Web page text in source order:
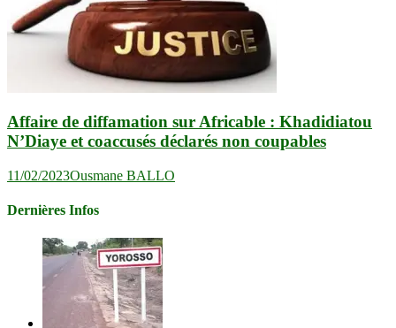
Affaire de diffamation sur Africable : Khadidiatou
N’Diaye et coaccusés déclarés non coupables
11/02/2023Ousmane BALLO
Dernières Infos